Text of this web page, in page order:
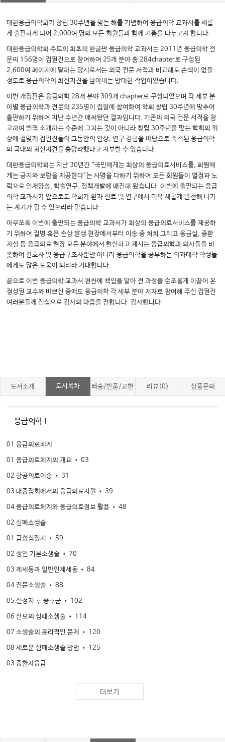
대한응급의학회가 창립 30주년을 맞는 해를 기념하여 응급의학 교과서를 새롭
게 출판하게 되어 2,000여 명의 모든 회원들과 함께 기쁨을 나누고자 합니다.
대한응급의학회 주도의 최초의 한글판 응급의학 교과서는 2011년 응급의학 전
문의 156명이 집필진으로 참여하여 25개 분야 총 284chapter로 구성된
2,600여 페이지에 달하는 당시로서는 외국 전문 서적과 비교해도 손색이 없을
정도로 응급의학의 최신지견을 담아내는 방대한 작업이었습니다.
이번 개정판은 응급의학 28개 분야 309개 chapter로 구성되었으며 각 세부 분
야별 응급의학과 전문의 235명이 집필에 참여하여 학회 창립 30주년에 맞추어
출판하기 위하여 지난 수년간 애써왔던 결과입니다. 기존의 외국 전문 서적을 참
고하여 번역 소개하는 수준에 그치는 것이 아니라 창립 30주년을 맞는 학회의 위
상에 걸맞게 집필진들의 그동안의 임상, 연구 경험을 바탕으로 축적된 응급의학
의 국내외 최신지견을 총망라했다고 자부할 수 있습니다.
대한응급의학회는 지난 30년간 “국민에게는 최상의 응급의료서비스를, 회원에
게는 긍지와 보람을 제공한다”는 사명을 다하기 위하여 모든 회원들이 열정과 노
력으로 인재양성, 학술연구, 정책개발에 매진해 왔습니다. 이번에 출판되는 응급
의학 교과서가 앞으로도 학회가 환자 진료 및 연구에서 더욱 새롭게 발전해 나가
는 계기가 될 수 있으리라 믿습니다.
아무쪼록 이번에 출판되는 응급의학 교과서가 최상의 응급의료서비스를 제공하
기 위하여 질병 혹은 손상 발생 현장에서부터 이송 중 처치 그리고 응급실, 중환
자실 등 응급의료 현장 모든 분야에서 헌신하고 계시는 응급의학과 의사들을 비
롯하여 간호사 및 응급구조사뿐만 아니라 응급의학을 공부하는 의과대학 학생들
에게도 많은 도움이 되리라 기대합니다.
끝으로 이번 응급의학 교과서 편찬에 책임을 맡아 전 과정을 순조롭게 이끌어 온
정성필 교수와 바쁘신 중에도 응급의학 각 세부 분야 저자로 참여해 주신 집필진
여러분들께 진심으로 감사의 마음을 전합니다. 감사합니다.
도서소개 도서목차 배송/반품/교환 리뷰(0) 상품문의
응급의학 I
01 응급의료체계
01 응급의료체계의 개요 • 03
02 항공의료이송 • 31
03 대중집회에서의 응급의료지원 • 39
04 응급의료체계와 응급의료정보 활용 • 48
02 심폐소생술
01 급성심정지 • 59
02 성인 기본소생술 • 70
03 제세동과 일반인제세동 • 84
04 전문소생술 • 88
05 심정지 후 증후군 • 102
06 산모의 심폐소생술 • 114
07 소생술의 윤리적인 문제 • 120
08 새로운 심폐소생술 방법 • 125
03 중환자응급
더보기